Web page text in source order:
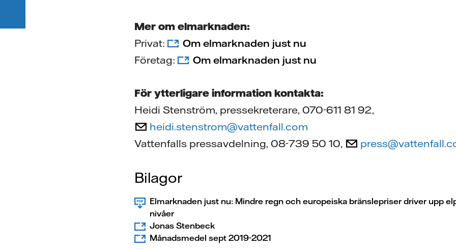
Mer om elmarknaden:
Privat:
Om elmarknaden just nu
Företag:
Om elmarknaden just nu
För ytterligare information kontakta:
Heidi Stenström, pressekreterare, 070-611 81 92,
heidi.stenstrom@vattenfall.com
Vattenfalls pressavdelning, 08-739 50 10,
Bilagor
Elmarknaden just nu: Mindre regn och europeiska bränslepriser driver upp
nivåer
Jonas Stenbeck
Månadsmedel sept 2019-2021